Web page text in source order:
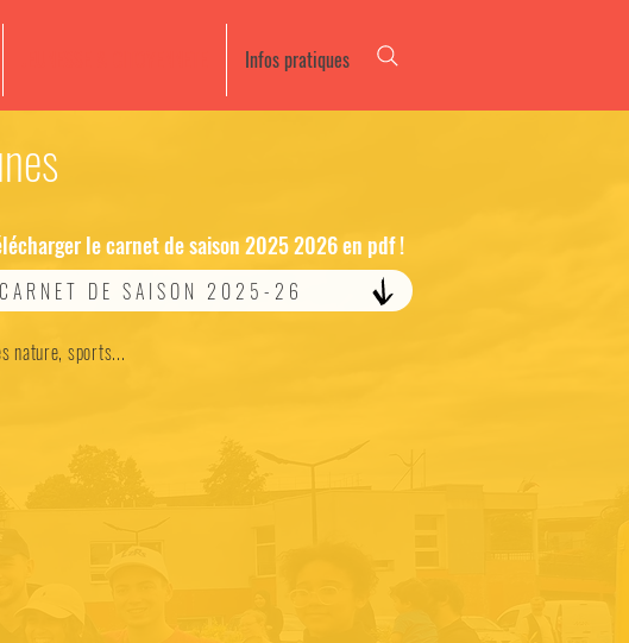
Infos pratiques
le carnet de saison 2025 2026 en pdf !
DE SAISON 2025-26
nature, sports...